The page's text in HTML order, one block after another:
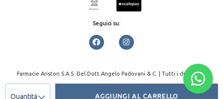
Quantità AGGIUNGI AL CARRELLO
Seguici su:
Farmacie Ariston S.A.S. Del Dott.Angelo Padovani & C. | Tutti i diritti